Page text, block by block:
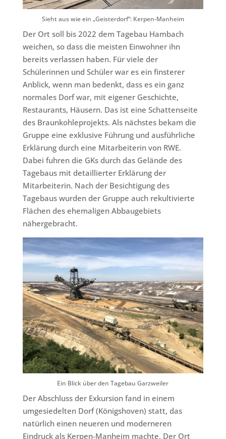
Sieht aus wie ein „Geisterdorf“: Kerpen-Manheim
Der Ort soll bis 2022 dem Tagebau Hambach
weichen, so dass die meisten Einwohner ihn
bereits verlassen haben. Für viele der
Schülerinnen und Schüler war es ein finsterer
Anblick, wenn man bedenkt, dass es ein ganz
normales Dorf war, mit eigener Geschichte,
Restaurants, Häusern. Das ist eine Schattenseite
des Braunkohleprojekts. Als nächstes bekam die
Gruppe eine exklusive Führung und ausführliche
Erklärung durch eine Mitarbeiterin von RWE.
Dabei fuhren die GKs durch das Gelände des
Tagebaus mit detaillierter Erklärung der
Mitarbeiterin. Nach der Besichtigung des
Tagebaus wurden der Gruppe auch rekultivierte
Flächen des ehemaligen Abbaugebiets
nähergebracht.
Ein Blick über den Tagebau Garzweiler
Der Abschluss der Exkursion fand in einem
umgesiedelten Dorf (Königshoven) statt, das
natürlich einen neueren und moderneren
Eindruck als Kerpen-Manheim machte. Der Ort